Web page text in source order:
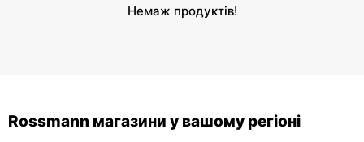
Немаж продуктів!
Rossmann магазини у вашому регіоні